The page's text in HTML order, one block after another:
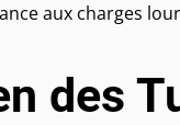
aux charges
des